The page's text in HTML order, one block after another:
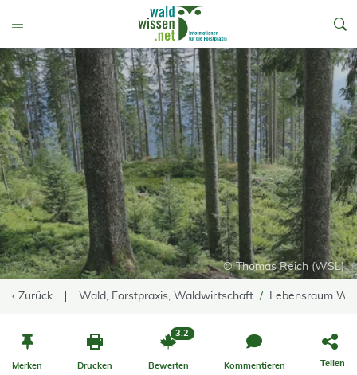
Toggle Menu
© Thomas Reich (WSL)
‹ Zurück Wald, Forstpraxis, Waldwirtschaft Lebensraum
Merken Drucken Bewerten
3.2
Kommentieren Teilen